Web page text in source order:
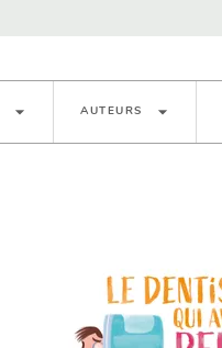
arrow_drop_down AUTEURS arrow_drop_down